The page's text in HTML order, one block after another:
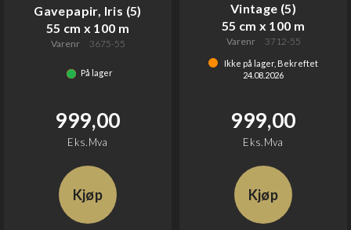
Gavepapir, Iris (5)
55 cm x 100 m
Varenr 3675-55
På lager
999,00
Eks.Mva
Kjøp
Vintage (5)
55 cm x 100 m
Varenr 3712-55
Ikke på lager, Bekreftet
24.08.2026
999,00
Eks.Mva
Kjøp